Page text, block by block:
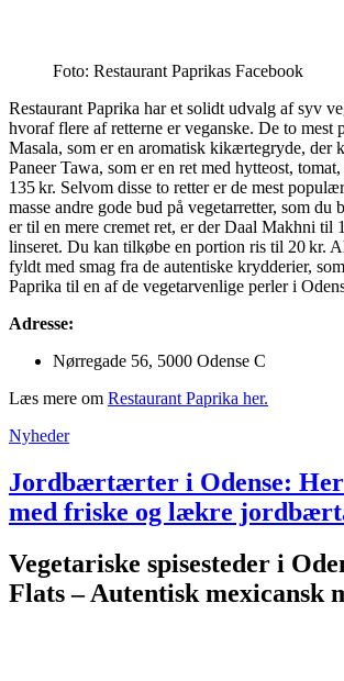
Foto: Restaurant Paprikas Facebook
Restaurant Paprika har et solidt udvalg af syv
hvoraf flere af retterne er veganske. De to mest
Masala, som er en aromatisk kikærtegryde, der
Paneer Tawa, som er en ret med hytteost,
135 kr. Selvom disse to retter er de mest
masse andre gode bud på vegetarretter, som du
er til en mere cremet ret, er der Daal Makhni til
linseret. Du kan tilkøbe en portion ris til 20 kr.
fyldt med smag fra de autentiske krydderier,
Paprika til en af de vegetarvenlige perler i
Adresse:
Nørregade 56, 5000 Odense C
Læs mere om Restaurant Paprika her.
Nyheder
Jordbærtærter i Odense: Her
med friske og lækre
Vegetariske spisesteder i
Flats – Autentisk mexicansk